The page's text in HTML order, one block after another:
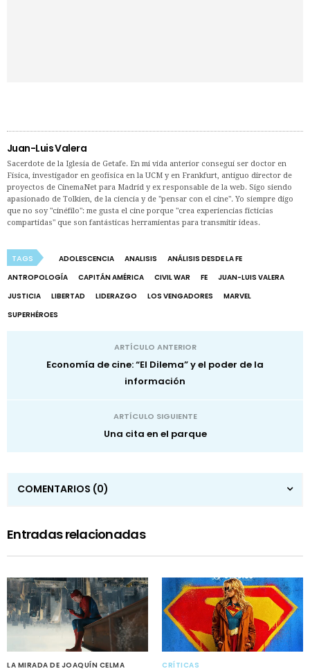
Juan-Luis Valera
Sacerdote de la Iglesia de Getafe. En mi vida anterior conseguí ser doctor en
Física, investigador en geofísica en la UCM y en Frankfurt, antiguo director de
proyectos de CinemaNet para Madrid y ex responsable de la web. Sigo siendo
apasionado de Tolkien, de la ciencia y de "pensar con el cine". Yo siempre digo
que no soy "cinéfilo": me gusta el cine porque "crea experiencias ficticias
compartidas" que son fantásticas herramientas para transmitir ideas.
TAGS ADOLESCENCIA ANALISIS
ANÁLISIS DESDE LA FE
ANTROPOLOGÍA
CAPITÁN AMÉRICA CIVIL WAR FE
JUAN-LUIS VALERA
JUSTICIA
LIBERTAD LIDERAZGO LOS VENGADORES
MARVEL
SUPERHÉROES
ARTÍCULO ANTERIOR
Economía de cine: “El Dilema” y el poder de la
información
ARTÍCULO SIGUIENTE
Una cita en el parque
COMENTARIOS (0)
Entradas relacionadas
LA MIRADA DE JOAQUÍN CELMA CRÍTICAS